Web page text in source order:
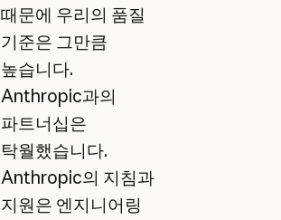
때문에 우리의 품질
기준은 그만큼
높습니다.
Anthropic과의
파트너십은
탁월했습니다.
Anthropic의 지침과
지원은 엔지니어링